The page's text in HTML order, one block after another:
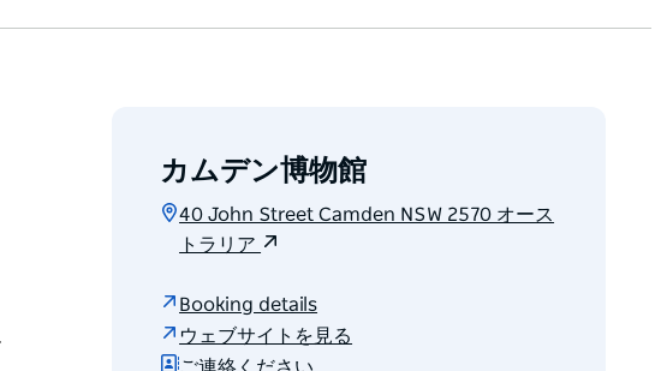
カムデン博物館
40 John Street Camden NSW 2570 オース
トラリア
Booking details
ウェブサイトを見る
ご連絡ください